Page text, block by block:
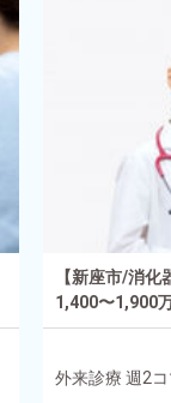
【新座市/消化
1,400〜1,900
外来診療 週2コ